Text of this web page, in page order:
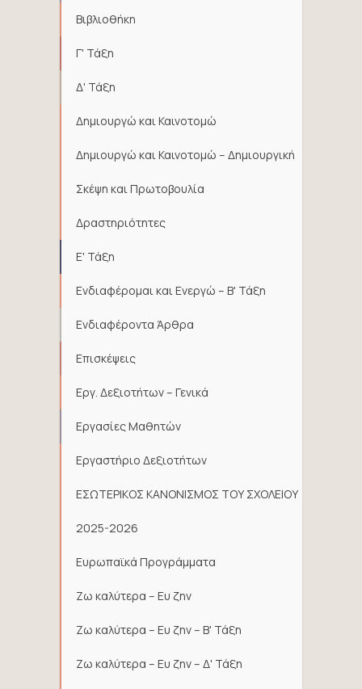
Βιβλιοθήκη
Γ' Τάξη
Δ' Τάξη
Δημιουργώ και Καινοτομώ
Δημιουργώ και Καινοτομώ – Δημιουργική
Σκέψη και Πρωτοβουλία
Δραστηριότητες
Ε' Τάξη
Ενδιαφέρομαι και Ενεργώ – Β' Τάξη
Ενδιαφέροντα Άρθρα
Επισκέψεις
Εργ. Δεξιοτήτων – Γενικά
Εργασίες Μαθητών
Εργαστήριο Δεξιοτήτων
ΕΣΩΤΕΡΙΚΟΣ ΚΑΝΟΝΙΣΜΟΣ ΤΟΥ ΣΧΟΛΕΙΟΥ
2025-2026
Ευρωπαϊκά Προγράμματα
Ζω καλύτερα – Ευ ζην
Ζω καλύτερα – Ευ ζην – Β' Τάξη
Ζω καλύτερα – Ευ ζην – Δ' Τάξη